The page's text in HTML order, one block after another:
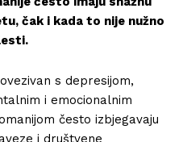
čak i kada to nije nužno
s depresijom,
i emocionalnim
često izbjegavaju
i društvene